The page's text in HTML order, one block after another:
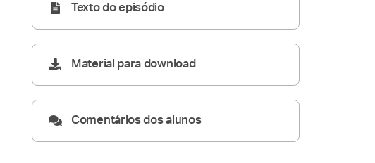
Texto do episódio
Material para download
Comentários dos alunos